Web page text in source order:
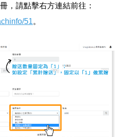
，請點擊右方連結前往：
51。